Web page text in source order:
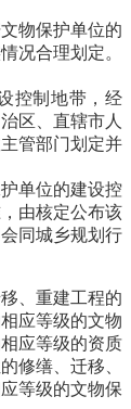
物保护单位的
况合理划定。
控制地带，经
区、直辖市人
管部门划定并
单位的建设控
由核定公布该
同城乡规划行
、重建工程的
应等级的文物
应等级的资质
修缮、迁移、
等级的文物保